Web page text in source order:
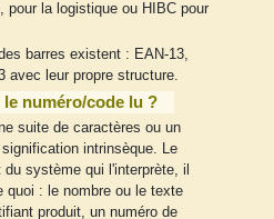
pour la logistique ou HIBC pour
barres existent : EAN-13,
avec leur propre structure.
numéro/code lu ?
suite de caractères ou un
intrinsèque. Le
système qui l'interprète, il
quoi : le nombre ou le texte
produit, un numéro de